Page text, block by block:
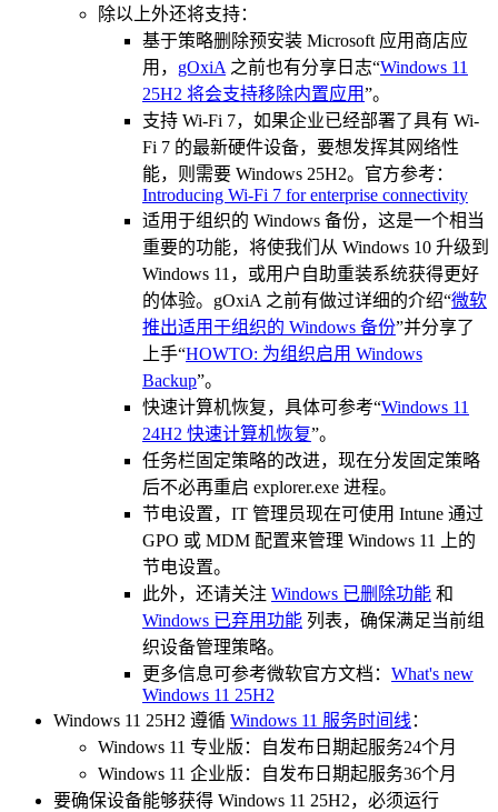
除以上外还将支持：
基于策略删除预安装 Microsoft 应用商店应
用， gOxiA之前也有分享日志“Windows 11
25H2 将会支持移除内置应用”。
支持 Wi-Fi 7，如果企业已经部署了具有 Wi-
Fi 7 的最新硬件设备，要想发挥其网络性
能，则需要 Windows 25H2。官方参考：
Introducing Wi-Fi 7 for enterprise connectivity
适用于组织的 Windows 备份，这是一个相当
重要的功能，将使我们从 Windows 10 升级到
Windows 11，或用户自助重装系统获得更好
的体验。gOxiA 之前有做过详细的介绍“微软
推出适用于组织的 Windows 备份”并分享了
上手“HOWTO: 为组织启用 Windows
Backup”。
快速计算机恢复，具体可参考“Windows 11
24H2 快速计算机恢复”。
任务栏固定策略的改进，现在分发固定策略
后不必再重启 explorer.exe 进程。
节电设置，IT 管理员现在可使用 Intune 通过
GPO 或 MDM 配置来管理 Windows 11 上的
节电设置。
此外，还请关注 Windows 已删除功能 和
Windows 已弃用功能 列表，确保满足当前组
织设备管理策略。
更多信息可参考微软官方文档： What's new
Windows 11 25H2
Windows 11 25H2 遵循 Windows 11 服务时间线：
Windows 11 专业版：自发布日期起服务24个月
Windows 11 企业版：自发布日期起服务36个月
要确保设备能够获得 Windows 11 25H2，必须运行